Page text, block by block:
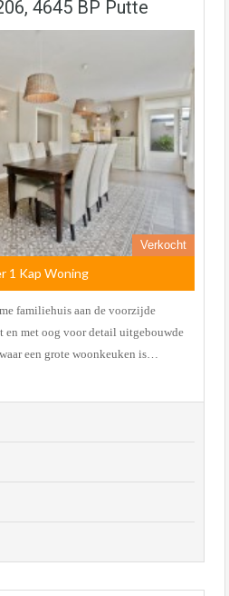
4645 BP Putte
Verkocht
1 Kap Woning
familiehuis aan de voorzijde
en met oog voor detail uitgebouwde
een grote woonkeuken is…